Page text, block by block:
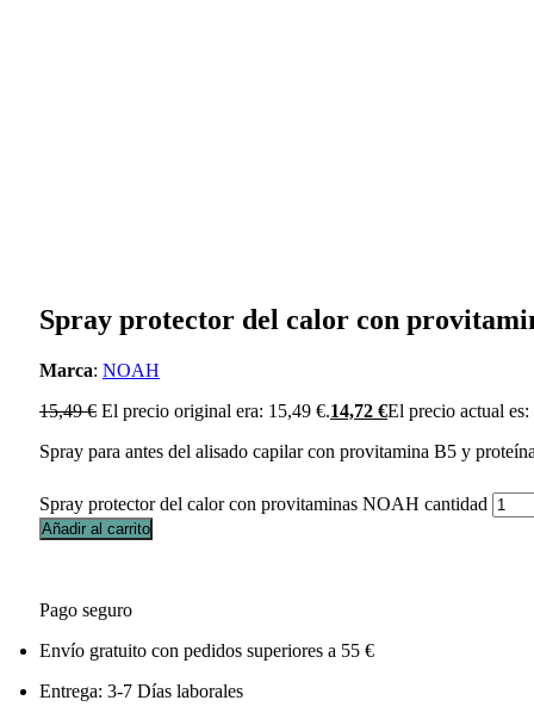
Spray protector del calor con
Marca: NOAH
15,49€ El precio original era: 15,49 €.14,72 €El precio actual
Spray para antes del alisado capilar con provitamina B5 y
Spray protector del calor con provitaminas NOAH cantidad
Añadir al carrito
Pago seguro
Envío gratuito con pedidos superiores a 55 €
Entrega: 3-7 Días laborales